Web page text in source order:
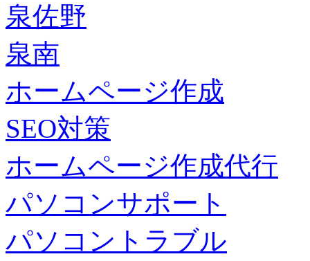
泉佐野
泉南
ホームページ作成
SEO対策
ホームページ作成代行
パソコンサポート
パソコントラブル